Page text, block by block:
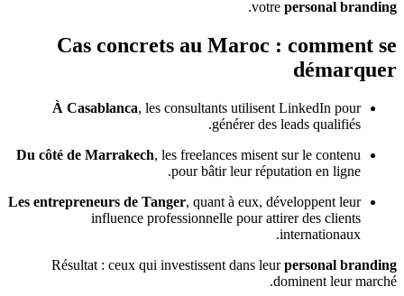
votre personal branding
.
Cas concrets au Maroc : comment se
démarquer
À Casablanca, les consultants utilisent LinkedIn pour
générer des leads qualifiés.
Du côté de Marrakech, les freelances misent sur le contenu
pour bâtir leur réputation en ligne.
Les entrepreneurs de Tanger, quant à eux, développent leur
influence professionnelle pour attirer des clients
internationaux.
Résultat : ceux qui investissent dans leurpersonal branding
dominent leur marché.